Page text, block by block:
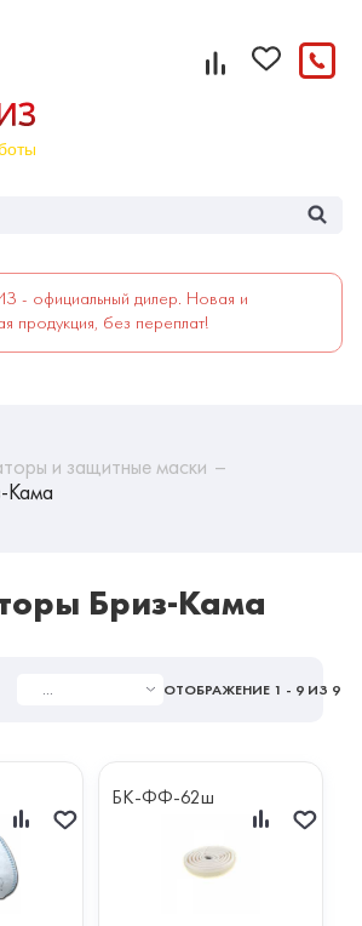
- официальный дилер. Новая и
продукция, без переплат!
и защитные маски
Кама
Бриз-Кама
... ОТОБРАЖЕНИЕ 1 - 9 ИЗ 9
БК-ФФ-62ш